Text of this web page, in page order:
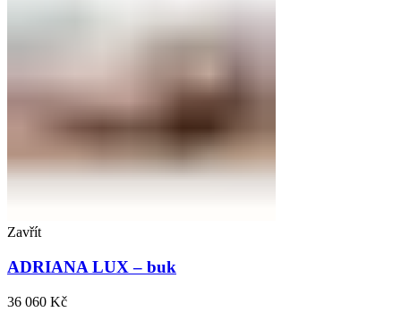
Zavřít
ADRIANA LUX – buk
36 060 Kč